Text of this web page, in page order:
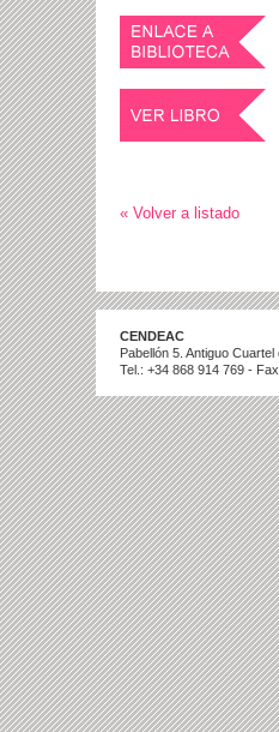
« Volver a listado
CENDEAC
Pabellón 5. Antiguo
Tel.: +34 868 914 769 -